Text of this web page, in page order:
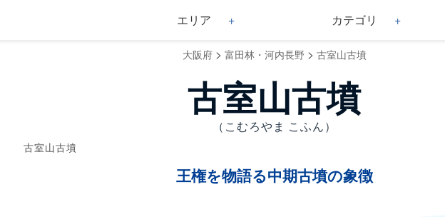
エリア カテゴリ
大阪府 > 富田林・河内長野 > 古室山古墳
古室山古墳
（こむろやま こふん）
古室山古墳
王権を物語る中期古墳の象徴